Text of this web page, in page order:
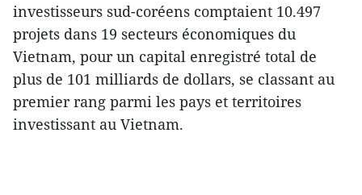
investisseurs sud-coréens comptaient 10.497
projets dans 19 secteurs économiques du
Vietnam, pour un capital enregistré total de
plus de 101 milliards de dollars, se classant au
premier rang parmi les pays et territoires
investissant au Vietnam.